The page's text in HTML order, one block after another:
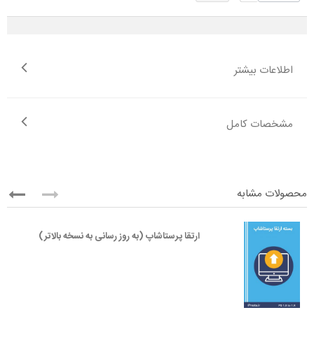
اطلاعات بیشتر
مشخصات کامل
محصولات مشابه
ارتقا پرستاشاپ (به روز رسانی به نسخه بالاتر)